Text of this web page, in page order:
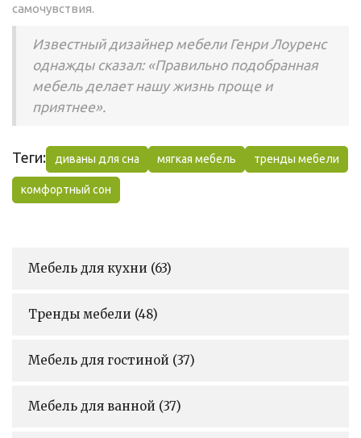
самочувствия.
Известный дизайнер мебели Генри Лоуренс
однажды сказал: «Правильно подобранная
мебель делает нашу жизнь проще и
приятнее».
Теги: диваны для сна мягкая мебель тренды мебели
комфортный сон
Мебель для кухни (63)
Тренды мебели (48)
Мебель для гостиной (37)
Мебель для ванной (37)